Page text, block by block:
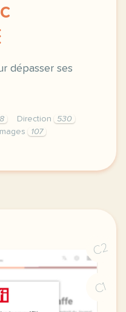
dépasser ses
Direction
530
Images
107
button cursor
C2
C1